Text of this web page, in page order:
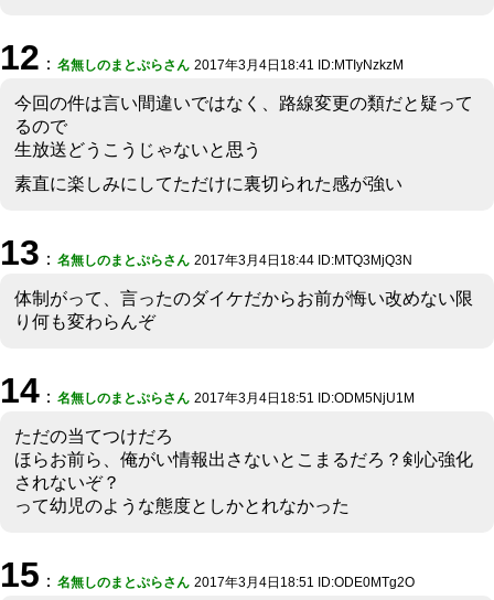
12 ： 名無しのまとぷらさん 2017年3月4日18:41 ID:MTIyNzkzM
今回の件は言い間違いではなく、路線変更の類だと疑って
るので
生放送どうこうじゃないと思う
素直に楽しみにしてただけに裏切られた感が強い
13 ： 名無しのまとぷらさん 2017年3月4日18:44 ID:MTQ3MjQ3N
体制がって、言ったのダイケだからお前が悔い改めない限
り何も変わらんぞ
14 ： 名無しのまとぷらさん 2017年3月4日18:51 ID:ODM5NjU1M
ただの当てつけだろ
ほらお前ら、俺がい情報出さないとこまるだろ？剣心強化
されないぞ？
って幼児のような態度としかとれなかった
15 ： 名無しのまとぷらさん 2017年3月4日18:51 ID:ODE0MTg2O